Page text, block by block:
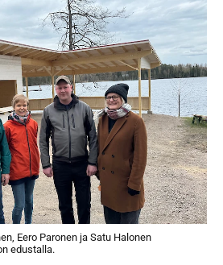
Eero Paronen ja Satu Halonen
edustalla.